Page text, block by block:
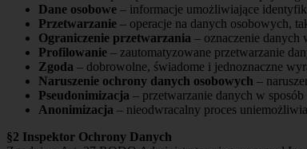
Dane osobowe – informacje umożliwiające
Przetwarzanie – operacje na danych osobowych,
Ograniczenie przetwarzania – oznaczenie danych
Profilowanie – zautomatyzowane przetwarzanie
Zgoda – dobrowolne, świadome i jednoznaczne
Naruszenie ochrony danych osobowych –
Pseudonimizacja – przetwarzanie danych w
Anonimizacja – nieodwracalny proces
§2 Inspektor Ochrony Danych